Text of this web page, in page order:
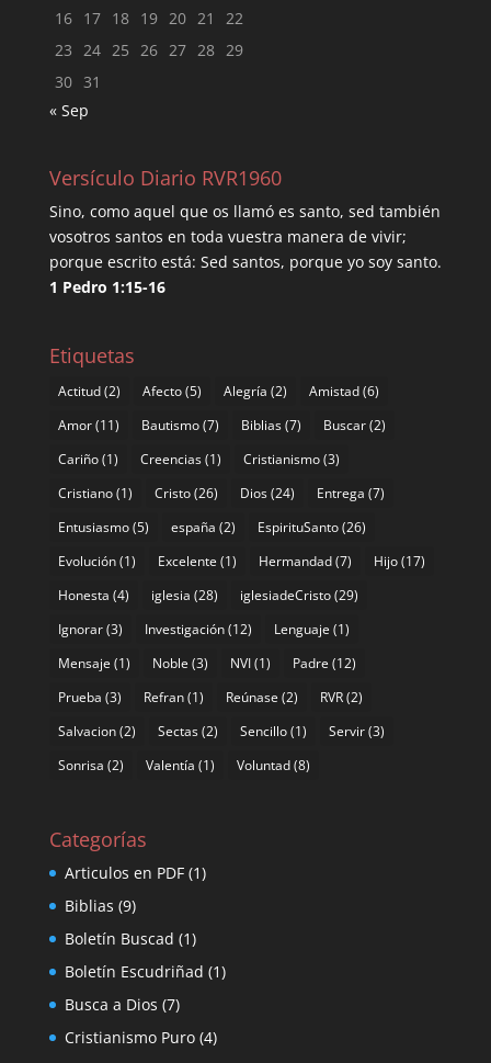
16 17 18 19 20 21
22
23 24 25 26 27 28 29
30 31
« Sep
Versículo Diario RVR1960
Sino, como aquel que os llamó es santo, sed también
vosotros santos en toda vuestra manera de vivir;
porque escrito está: Sed santos, porque yo soy santo.
1 Pedro 1:15-16
Etiquetas
Actitud(2) Afecto(5) Alegría (2) Amistad(6)
Amor(11) Bautismo(7) Biblias(7) Buscar(2)
Cariño(1) Creencias(1) Cristianismo(3)
Cristiano(1) Cristo(26) Dios(24) Entrega (7)
Entusiasmo(5) españa (2) EspirituSanto(26)
Evolución(1) Excelente (1) Hermandad(7) Hijo(17)
Honesta (4) iglesia (28) iglesiadeCristo(29)
Ignorar(3) Investigación(12) Lenguaje (1)
Mensaje (1) Noble (3) NVI(1) Padre (12)
Prueba (3) Refran(1) Reúnase (2) RVR(2)
Salvacion(2) Sectas(2) Sencillo(1) Servir(3)
Sonrisa (2) Valentía (1) Voluntad(8)
Categorías
Articulos en PDF(1)
Biblias (9)
Boletín Buscad (1)
Boletín Escudriñad (1)
Busca a Dios (7)
Cristianismo Puro(4)